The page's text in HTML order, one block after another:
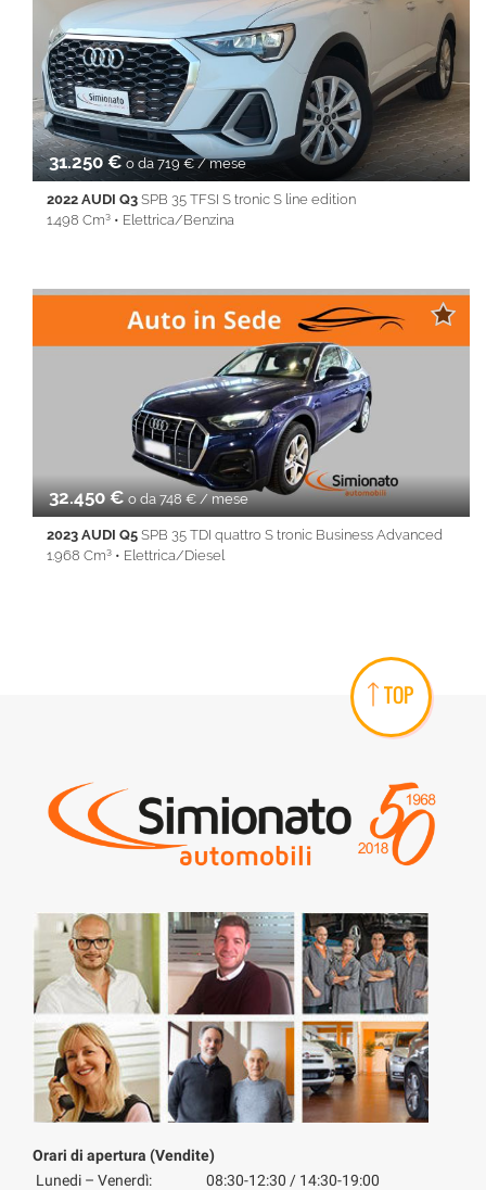
centralizzata • Climatizzatore • Controllo trazione • Cruise
Control • ESP • Fendinebbia • Filtro antiparticolato • Full LED •
Immobilizzatore elettronico • Isofix • Keyless • Lane Assist • Park
Distance Control • Sedile posteriore sdoppiato • Servosterzo •
Navigatore satellitare • Specchietti laterali elettrici • Start&Stop •
Touch screen • USB • Vivavoce • Volante multifunzione
31.250 € o da 719 € / mese
2022 AUDI Q3 SPB 35 TFSI S tronic S line edition
1.498 Cm³ • Elettrica/Benzina
Airbag testa • Alzacristalli elettrici • Android Auto • Apple
CarPlay • Autoradio • Bluetooth • Cerchi in lega • Chiusura
centralizzata • Climatizzatore • Controllo trazione • Cruise
Control • ESP • Fendinebbia • Full LED • Immobilizzatore
elettronico • Isofix • Keyless • Lane Assist • Park Distance Control
• PDC • REAR ASSIST • Sedile posteriore sdoppiato •
Servosterzo • Navigatore satellitare • Specchietti laterali elettrici
• Start&Stop • Touch screen • USB • Vivavoce • Volante
multifunzione
32.450 €o da 748 € / mese
2023 AUDI Q5 SPB 35 TDI quattro S tronic Business Advanced
1.968 Cm³ • Elettrica/Diesel
Climatizzatore • Controllo trazione • Cruise Control • ESP •
Fendinebbia • Filtro antiparticolato • Full LED • Immobilizzatore
elettronico • Isofix • Keyless • Lane Assist • Park Distance Control
• PDC • REAR ASSIST • Sedile posteriore sdoppiato •
satellitare • Specchietti laterali elettrici • Start&Stop •
Telecamera posteriore • Touch screen • USB • Vivavoce •
Volante multifunzione
TOP
Orari di apertura (Vendite)
Lunedi – Venerdì:
08:30-12:30 / 14:30-19:00